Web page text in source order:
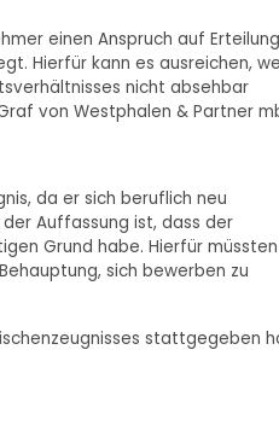
einen Anspruch auf Erteilung
Hierfür kann es ausreichen,
nicht absehbar
von Westphalen & Partner
da er sich beruflich neu
Auffassung ist, dass der
Grund habe. Hierfür müssten
sich bewerben zu
stattgegeben